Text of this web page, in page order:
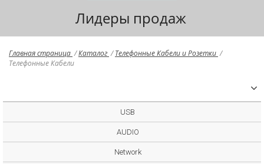
Лидеры продаж
Главная страница /Каталог / Телефонные Кабели и Розетки /
Телефонные Кабели
USB
AUDIO
Network